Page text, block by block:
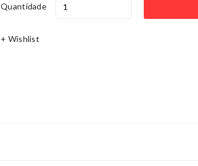
Quantidade
+ Wishlist